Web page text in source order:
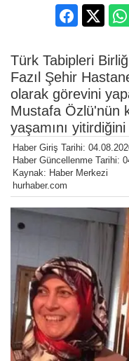
Türk Tabipleri
Fazıl Şehir
olarak görevini
Mustafa Özlü'nün
yaşamını
Haber Giriş Tarihi:
Haber Güncellenme Tarihi:
Kaynak: Haber Merkezi
hurhaber.com